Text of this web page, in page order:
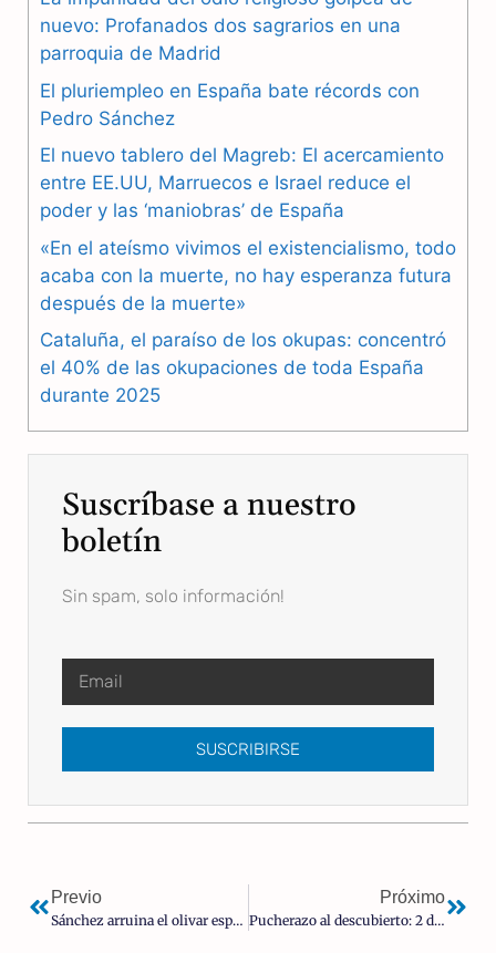
c
b
o
o
k
l
r
a
m
a
A
p
p
nuevo: Profanados dos sagrarios en una
parroquia de Madrid
El pluriempleo en España bate récords con
Pedro Sánchez
El nuevo tablero del Magreb: El acercamiento
entre EE.UU, Marruecos e Israel reduce el
poder y las ‘maniobras’ de España
«En el ateísmo vivimos el existencialismo, todo
acaba con la muerte, no hay esperanza futura
después de la muerte»
Cataluña, el paraíso de los okupas: concentró
el 40% de las okupaciones de toda España
durante 2025
Suscríbase a nuestro
boletín
Sin spam, solo información!
SUSCRIBIRSE
Previo
Sánchez arruina el olivar español: el aceite de Marruecos invade nuestro mercado tras un aumento del 10.000% en solo un año
Próximo
Pucherazo al descubierto: 2 de cada 3 españoles creen que la ley de nietos busca «alterar el resultado electoral»